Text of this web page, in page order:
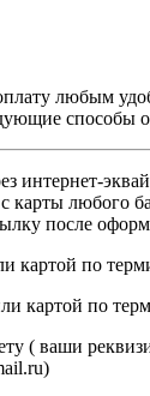
любым
способы
интернет-
с карты любого
после
картой по
картой по
( ваши